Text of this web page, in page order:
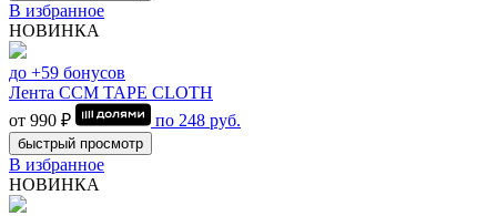
В избранное
НОВИНКА
до +59 бонусов
Лента CCM TAPE CLOTH
от 990 ₽
по 248 руб.
быстрый просмотр
В избранное
НОВИНКА